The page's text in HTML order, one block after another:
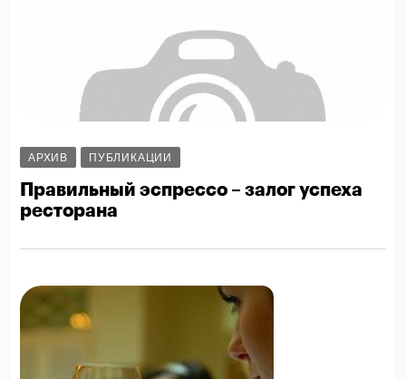
АРХИВ ПУБЛИКАЦИИ
Правильный эспрессо – залог успеха
ресторана